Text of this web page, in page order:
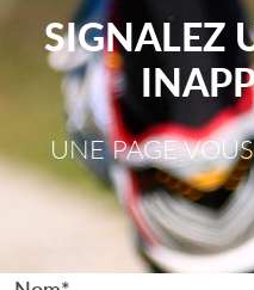
SIGNALEZ
UNE PAGE